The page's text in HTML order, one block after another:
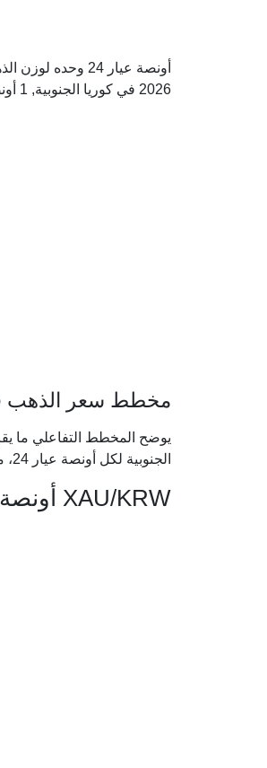
2026 في كوريا الجنوبية, 1 أونصة من الذهب عيار 24 = 6,045,951.82 وون كوريا الجنوبية.
مخطط سعر الذهب في
الجنوبية لكل أونصة عيار 24، موضحًا كيفية أداء الذهب خلال الدورات الاقتصادية الكبرى.
XAU/KRW أونصة عيار 24